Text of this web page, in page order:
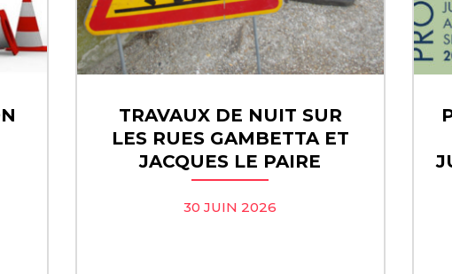
TRAVAUX DE NUIT SUR
LES RUES GAMBETTA ET
JACQUES LE PAIRE
30 JUIN 2026